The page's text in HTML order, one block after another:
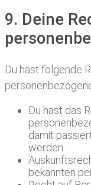
9. Deine
Du hast folgende
Du hast das
damit
werden.
bekannten